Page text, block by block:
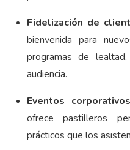
Fidelización de
bienvenida para
programas de
audiencia.
Eventos
ofrece pastilleros
prácticos que los